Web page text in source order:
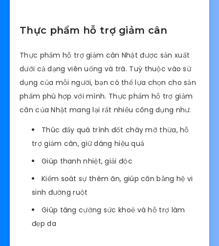
Thực phẩm hỗ trợ giảm cân
Thực phẩm hỗ trợ giảm cân Nhật được sản xuất
dưới cả dạng viên uống và trà. Tuỳ thuộc vào sử
dụng của mỗi người, bạn có thể lựa chọn cho sản
phẩm phù hợp với mình. Thực phẩm hỗ trợ giảm
cân của Nhật mang lại rất nhiều công dụng như:
Thúc đẩy quá trình đốt cháy mỡ thừa, hỗ
trợ giảm cân, giữ dáng hiệu quả
Giúp thanh nhiệt, giải độc
Kiểm soát sự thèm ăn, giúp cân bằng hệ vi
sinh đường ruột
Giúp tăng cường sức khoẻ và hỗ trợ làm
đẹp da